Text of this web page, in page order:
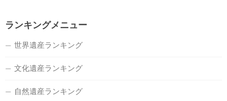
ランキングメニュー
世界遺産ランキング
文化遺産ランキング
自然遺産ランキング